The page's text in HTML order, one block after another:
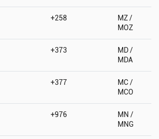
+258
MZ /
MOZ
+373
MD /
MDA
+377
MC /
MCO
+976
MN /
MNG